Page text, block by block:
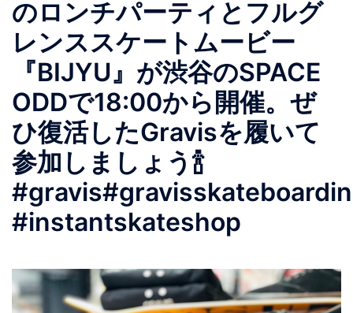
のロンチパーティとフルグ
レンススケートムービー
『BIJYU』が渋谷のSPACE
ODDで18:00から開催。ぜ
ひ復活したGravisを履いて
参加しましょう🍾
#instantskateshop